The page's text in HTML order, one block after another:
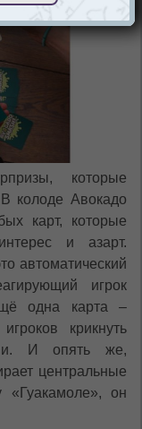
которые
колоде Авокадо
карт, которые
и азарт.
автоматический
игрок
одна карта –
крикнуть
И опять же,
центральные
«Гуакамоле», он